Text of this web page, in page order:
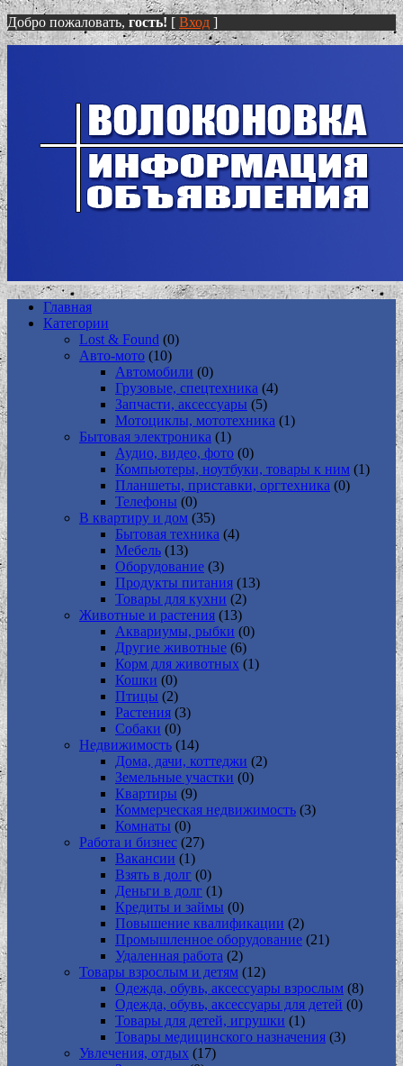
Добро пожаловать, гость! [ Вход ]
Главная
Категории
Lost & Found (0)
Авто-мото (10)
Автомобили (0)
Грузовые, спецтехника (4)
Запчасти, аксессуары (5)
Мотоциклы, мототехника (1)
Бытовая электроника (1)
Аудио, видео, фото (0)
Компьютеры, ноутбуки, товары к ним (1)
Планшеты, приставки, оргтехника (0)
Телефоны (0)
В квартиру и дом (35)
Бытовая техника (4)
Мебель (13)
Оборудование (3)
Продукты питания (13)
Товары для кухни (2)
Животные и растения (13)
Аквариумы, рыбки (0)
Другие животные (6)
Корм для животных (1)
Кошки (0)
Птицы (2)
Растения (3)
Собаки (0)
Недвижимость (14)
Дома, дачи, коттеджи (2)
Земельные участки (0)
Квартиры (9)
Коммерческая недвижимость (3)
Комнаты (0)
Работа и бизнес (27)
Вакансии (1)
Взять в долг (0)
Деньги в долг (1)
Кредиты и займы (0)
Повышение квалификации (2)
Промышленное оборудование (21)
Удаленная работа (2)
Товары взрослым и детям (12)
Одежда, обувь, аксессуары взрослым (8)
Одежда, обувь, аксессуары для детей (0)
Товары для детей, игрушки (1)
Товары медицинского назначения (3)
Увлечения, отдых (17)